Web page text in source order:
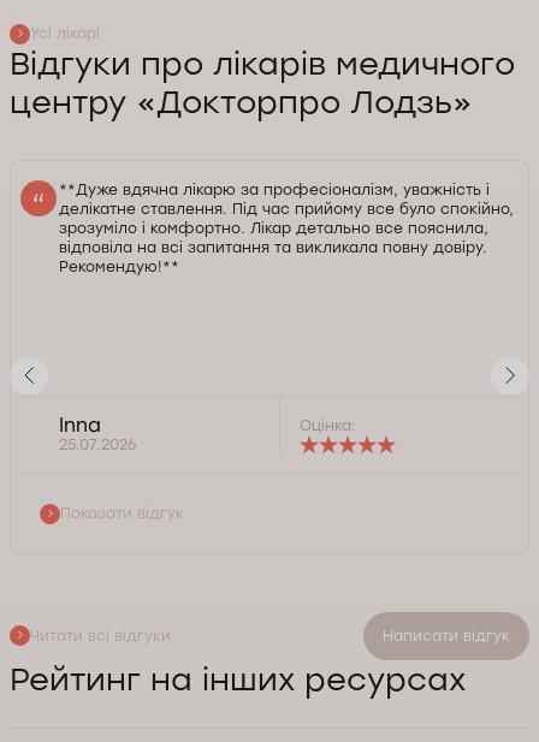
Усі лікарі
Відгуки про лікарів медичного
центру «Докторпро Лодзь»
**Дуже вдячна лікарю за професіоналізм, уважність і
делікатне ставлення. Під час прийому все було спокійно,
зрозуміло і комфортно. Лікар детально все пояснила,
відповіла на всі запитання та викликала повну довіру.
Рекомендую!**
Inna
25.07.2026
Оцінка:
Показати відгук
Читати всі відгуки Написати відгук
Рейтинг на інших ресурсах